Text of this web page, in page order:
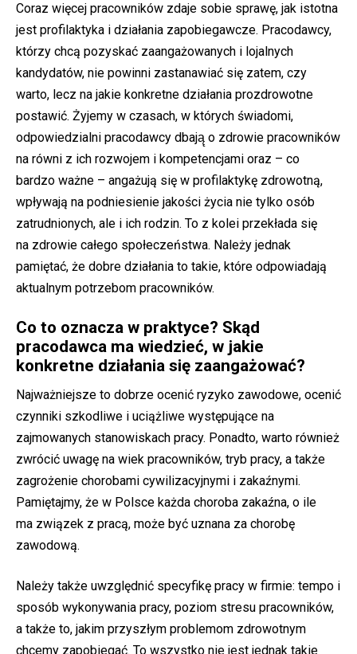
Coraz więcej pracowników zdaje sobie sprawę, jak istotna
jest profilaktyka i działania zapobiegawcze. Pracodawcy,
którzy chcą pozyskać zaangażowanych i lojalnych
kandydatów, nie powinni zastanawiać się zatem, czy
warto, lecz na jakie konkretne działania prozdrowotne
postawić. Żyjemy w czasach, w których świadomi,
odpowiedzialni pracodawcy dbają̨ o zdrowie pracowników
na równi z ich rozwojem i kompetencjami oraz – co
bardzo ważne – angażują się w profilaktykę zdrowotną,
wpływają na podniesienie jakości życia nie tylko osób
zatrudnionych, ale i ich rodzin. To z kolei przekłada się
na zdrowie całego społeczeństwa. Należy jednak
pamiętać, że dobre działania to takie, które odpowiadają
aktualnym potrzebom pracowników.
Co to oznacza w praktyce? Skąd
pracodawca ma wiedzieć, w jakie
konkretne działania się zaangażować?
Najważniejsze to dobrze ocenić ryzyko zawodowe, ocenić
czynniki szkodliwe i uciążliwe występujące na
zajmowanych stanowiskach pracy. Ponadto, warto również
zwrócić uwagę na wiek pracowników, tryb pracy, a także
zagrożenie chorobami cywilizacyjnymi i zakaźnymi.
Pamiętajmy, że w Polsce każda choroba zakaźna, o ile
ma związek z pracą, może być uznana za chorobę
zawodową.
Należy także uwzględnić specyfikę pracy w firmie: tempo i
sposób wykonywania pracy, poziom stresu pracowników,
a także to, jakim przyszłym problemom zdrowotnym
chcemy zapobiegać. To wszystko nie jest jednak takie